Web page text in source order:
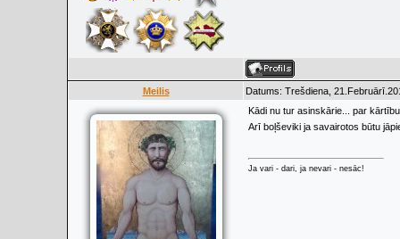
Meilis Datums: Trešdiena,
Kādi nu tur asinskārie... par
Arī boļševiki ja savairotos būtu
Ja vari - dari, ja nevari - nesāc!